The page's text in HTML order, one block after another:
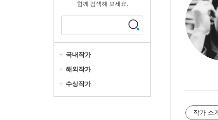
함께 검색해 보세요.
국내작가
해외작가
수상작가
작가 소